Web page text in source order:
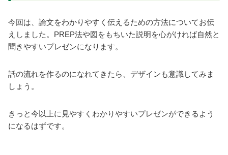
今回は、論文をわかりやすく伝えるための方法についてお伝
えしました。PREP法や図をもちいた説明を心がければ自然と
聞きやすいプレゼンになります。
話の流れを作るのになれてきたら、デザインも意識してみま
しょう。
きっと今以上に見やすくわかりやすいプレゼンができるよう
になるはずです。